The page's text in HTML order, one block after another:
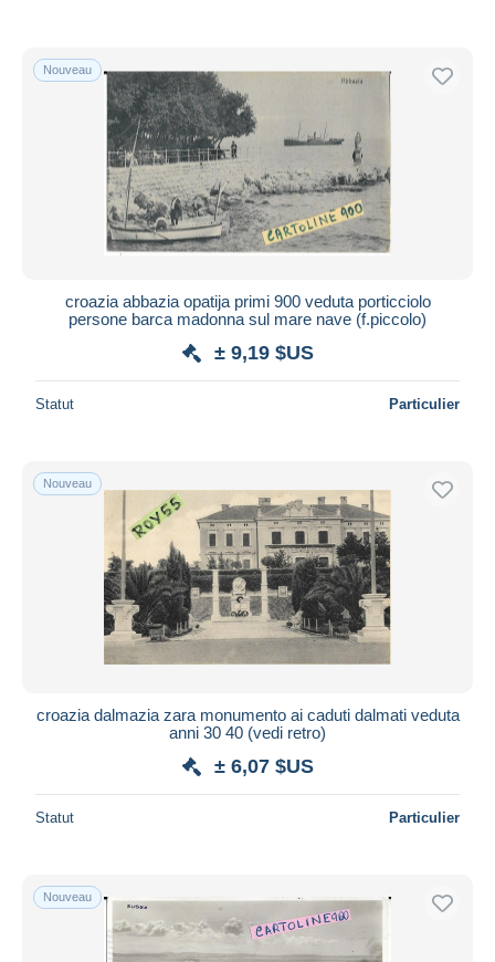
Nouveau
croazia abbazia opatija primi 900 veduta porticciolo
persone barca madonna sul mare nave (f.piccolo)
± 9,19 $US
Statut Particulier
Nouveau
croazia dalmazia zara monumento ai caduti dalmati veduta
anni 30 40 (vedi retro)
± 6,07 $US
Statut Particulier
Nouveau